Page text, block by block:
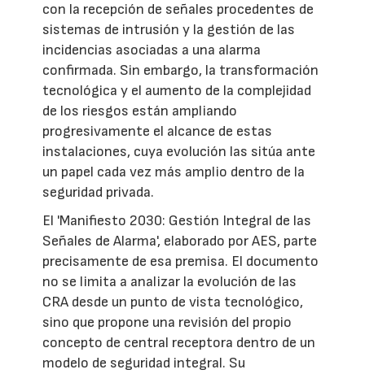
con la recepción de señales procedentes de
sistemas de intrusión y la gestión de las
incidencias asociadas a una alarma
confirmada. Sin embargo, la transformación
tecnológica y el aumento de la complejidad
de los riesgos están ampliando
progresivamente el alcance de estas
instalaciones, cuya evolución las sitúa ante
un papel cada vez más amplio dentro de la
seguridad privada.
El 'Manifiesto 2030: Gestión Integral de las
Señales de Alarma', elaborado por AES, parte
precisamente de esa premisa. El documento
no se limita a analizar la evolución de las
CRA desde un punto de vista tecnológico,
sino que propone una revisión del propio
concepto de central receptora dentro de un
modelo de seguridad integral. Su